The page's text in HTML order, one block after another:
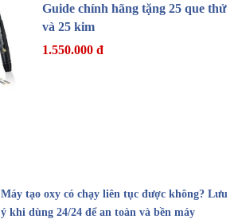
Guide chính hãng tặng 25 que thử
và 25 kim
1.550.000 đ
Máy tạo oxy có chạy liên tục được không? Lưu
ý khi dùng 24/24 để an toàn và bền máy